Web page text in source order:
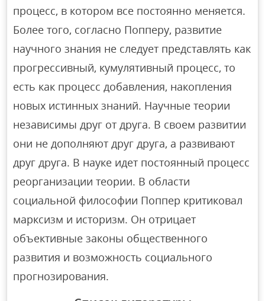
процесс, в котором все постоянно меняется.
Более того, согласно Попперу, развитие
научного знания не следует представлять как
прогрессивный, кумулятивный процесс, то
есть как процесс добавления, накопления
новых истинных знаний. Научные теории
независимы друг от друга. В своем развитии
они не дополняют друг друга, а развивают
друг друга. В науке идет постоянный процесс
реорганизации теории. В области
социальной философии Поппер критиковал
марксизм и историзм. Он отрицает
объективные законы общественного
развития и возможность социального
прогнозирования.